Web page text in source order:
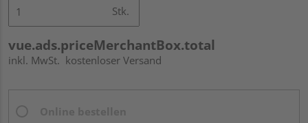
Stk.
vue.ads.priceMerchantBox.total
inkl. MwSt. kostenloser Versand